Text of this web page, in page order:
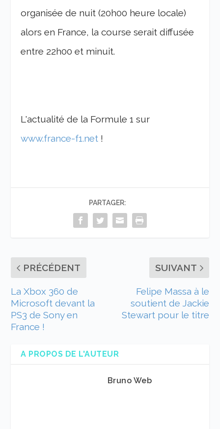
organisée de nuit (20h00 heure locale)
alors en France, la course serait diffusée
entre 22h00 et minuit.
L'actualité de la Formule 1 sur
www.france-f1.net !
PARTAGER:
PRÉCÉDENT
La Xbox 360 de
Microsoft devant la
PS3 de Sony en
France !
SUIVANT
Felipe Massa à le
soutient de Jackie
Stewart pour le titre
A PROPOS DE L'AUTEUR
Bruno Web